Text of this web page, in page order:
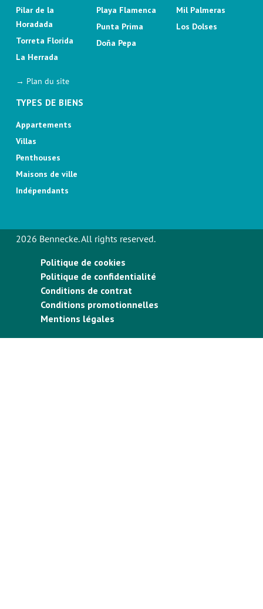
Pilar de la
Horadada
Torreta Florida
La Herrada
Playa Flamenca
Punta Prima
Doña Pepa
Mil Palmeras
Los Dolses
→ Plan du site
TYPES DE BIENS
Appartements
Villas
Penthouses
Maisons de ville
Indépendants
2026 Bennecke. All rights reserved.
Politique de cookies
Politique de confidentialité
Conditions de contrat
Conditions promotionnelles
Mentions légales